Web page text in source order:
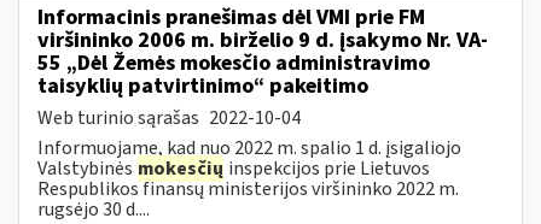
Informacinis pranešimas dėl VMI prie FM
viršininko 2006 m. birželio 9 d. įsakymo Nr. VA-
55 „Dėl Žemės mokesčio administravimo
taisyklių patvirtinimo“ pakeitimo
Web turinio sąrašas 2022-10-04
Informuojame, kad nuo 2022 m. spalio 1 d. įsigaliojo
Valstybinės mokesčių inspekcijos prie Lietuvos
Respublikos finansų ministerijos viršininko 2022 m.
rugsėjo 30 d....